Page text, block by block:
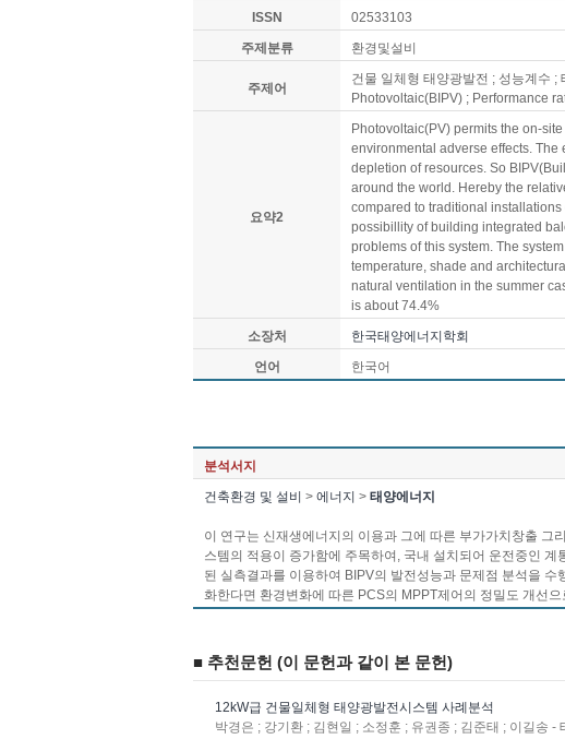
ISSN
02533103
주제분류
환경및설비
주제어
건물 일체형 태양광발전 ; 성능계수
Photovoltaic(BIPV) ; Performance
요약2
Photovoltaic(PV) permits the on-
environmental adverse effects.
depletion of resources. So
around the world. Hereby the
compared to traditional
possibillity of building integrated
problems of this system. The
temperature, shade and
natural ventilation in the summer
is about 74.4%
소장처
한국태양에너지학회
언어
한국어
분석서지
건축환경 및 설비 > 에너지 > 태양에너지
이 연구는 신재생에너지의 이용과 그에 따른 부가가치창출 그
스템의 적용이 증가함에 주목하여, 국내 설치되어 운전중인
된 실측결과를 이용하여 BIPV의 발전성능과 문제점 분석을
화한다면 환경변화에 따른 PCS의 MPPT제어의 정밀도 개선
■ 추천문헌 (이 문헌과 같이 본 문헌)
12kW급 건물일체형 태양광발전시스템 사례분석
박경은 ; 강기환 ; 김현일 ; 소정훈 ; 유권종 ; 김준태 ; 이길송